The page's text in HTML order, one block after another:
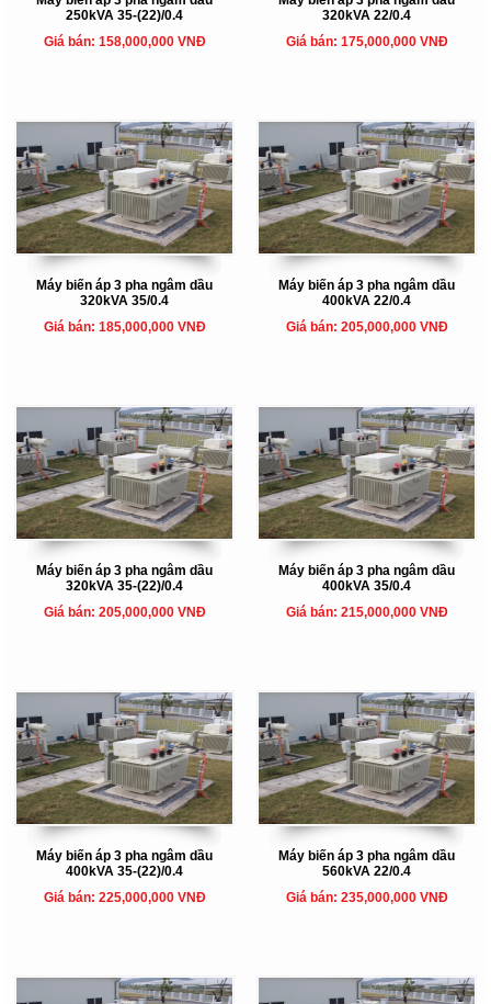
250kVA 35-(22)/0.4
Giá bán: 158,000,000 VNĐ
320kVA 22/0.4
Giá bán: 175,000,000 VNĐ
Máy biến áp 3 pha ngâm dầu
320kVA 35/0.4
Giá bán: 185,000,000 VNĐ
Máy biến áp 3 pha ngâm dầu
400kVA 22/0.4
Giá bán: 205,000,000 VNĐ
Máy biến áp 3 pha ngâm dầu
320kVA 35-(22)/0.4
Giá bán: 205,000,000 VNĐ
Máy biến áp 3 pha ngâm dầu
400kVA 35/0.4
Giá bán: 215,000,000 VNĐ
Máy biến áp 3 pha ngâm dầu
400kVA 35-(22)/0.4
Giá bán: 225,000,000 VNĐ
Máy biến áp 3 pha ngâm dầu
560kVA 22/0.4
Giá bán: 235,000,000 VNĐ